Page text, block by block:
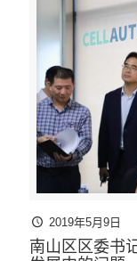
2019年5月9日
南山区区委书